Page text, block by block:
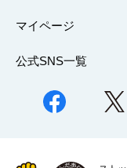
マイページ
公式SNS一覧